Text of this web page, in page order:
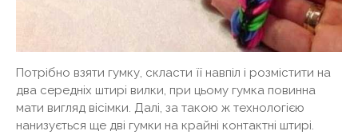
Потрібно взяти гумку, скласти її навпіл і розмістити на
два середніх штирі вилки, при цьому гумка повинна
мати вигляд вісімки. Далі, за такою ж технологією
нанизується ще дві гумки на крайні контактні штирі.